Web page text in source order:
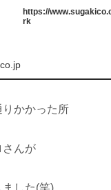
https://
rk
かかった所
さんが
ました(笑)